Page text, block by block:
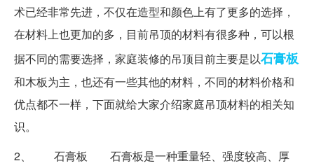
术已经非常先进，不仅在造型和颜色上有了更多的选择，
在材料上也更加的多，目前吊顶的材料有很多种，可以根
据不同的需要选择，家庭装修的吊顶目前主要是以石膏板
和木板为主，也还有一些其他的材料，不同的材料价格和
优点都不一样，下面就给大家介绍家庭吊顶材料的相关知
识。
2、 石膏板 石膏板是一种重量轻、强度较高、厚